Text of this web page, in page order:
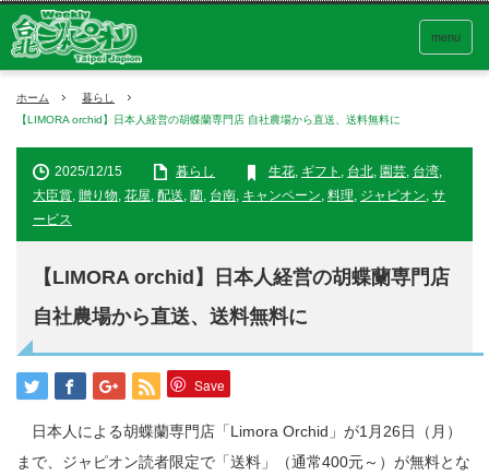
menu
ホーム
暮らし
【LIMORA orchid】日本人経営の胡蝶蘭専門店 自社農場から直送、送料無料に
2025/12/15 暮らし 生花, ギフト , 台北, 園芸, 台湾,
大臣賞, 贈り物, 花屋, 配送, 蘭, 台南, キャンペーン, 料理, ジャピオン, サ
ービス
【LIMORA orchid】日本人経営の胡蝶蘭専門店
自社農場から直送、送料無料に
Save
日本人による胡蝶蘭専門店「Limora Orchid」が1月26日（月）
まで、ジャピオン読者限定で「送料」（通常400元～）が無料とな